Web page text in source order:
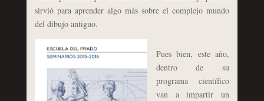
sirvió para aprender algo más sobre el complejo mundo
del dibujo antiguo.
Pues bien, este año,
dentro de su
programa científico
van a impartir un